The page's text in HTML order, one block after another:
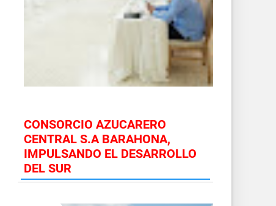
CONSORCIO AZUCARERO
CENTRAL S.A BARAHONA,
IMPULSANDO EL DESARROLLO
DEL SUR